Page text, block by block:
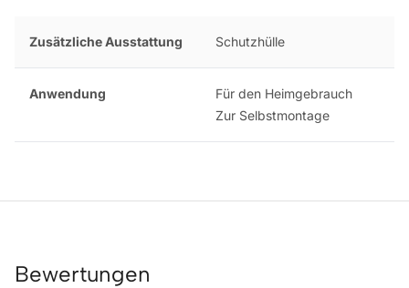
Zusätzliche Ausstattung Schutzhülle
Anwendung
Für den Heimgebrauch
Zur Selbstmontage
Bewertungen